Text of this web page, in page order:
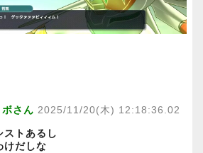
さん 2025/11/20(木) 12:18:36.02
ストあるし
けだしな